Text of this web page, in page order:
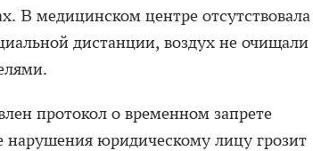
В медицинском центре отсутствовала
дистанции, воздух не очищали
протокол о временном запрете
нарушения юридическому лицу грозит